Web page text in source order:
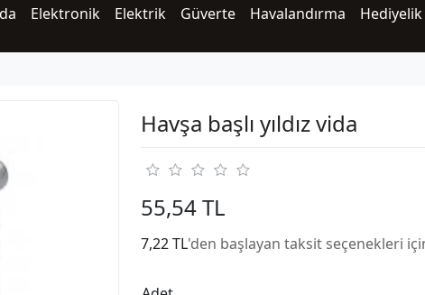
Elektronik Elektrik Güverte Havalandırma Hediyelik
Havşa başlı yıldız vida
55,54 TL
7,22 TL'den başlayan taksit seçenekleri